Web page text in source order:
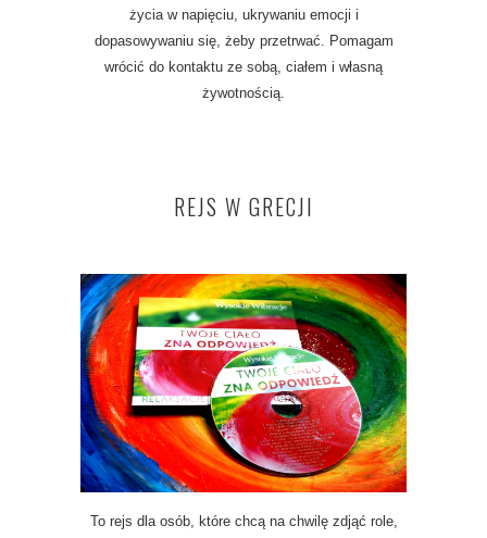
życia w napięciu, ukrywaniu emocji i
dopasowywaniu się, żeby przetrwać. Pomagam
wrócić do kontaktu ze sobą, ciałem i własną
żywotnością.
REJS W GRECJI
To rejs dla osób, które chcą na chwilę zdjąć role,